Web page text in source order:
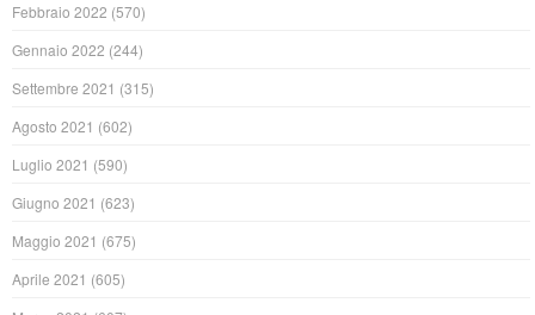
Febbraio 2022 (570)
Gennaio 2022 (244)
Settembre 2021 (315)
Agosto 2021 (602)
Luglio 2021 (590)
Giugno 2021 (623)
Maggio 2021 (675)
Aprile 2021 (605)